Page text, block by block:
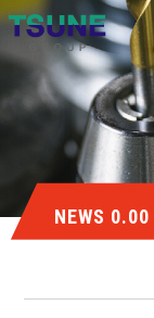
NEWS 0.00